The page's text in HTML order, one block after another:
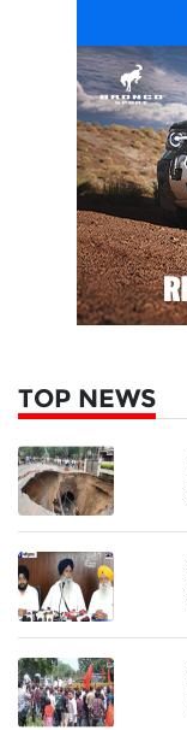
TOP NEWS